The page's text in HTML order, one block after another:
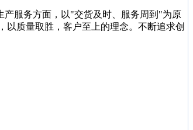
产服务方面，以"交货及时、服务周到"为原
质量取胜，客户至上的理念。不断追求创